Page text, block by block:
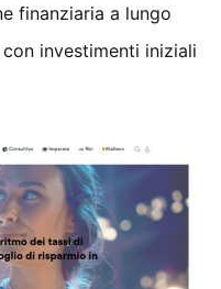
finanziaria a lungo
investimenti iniziali